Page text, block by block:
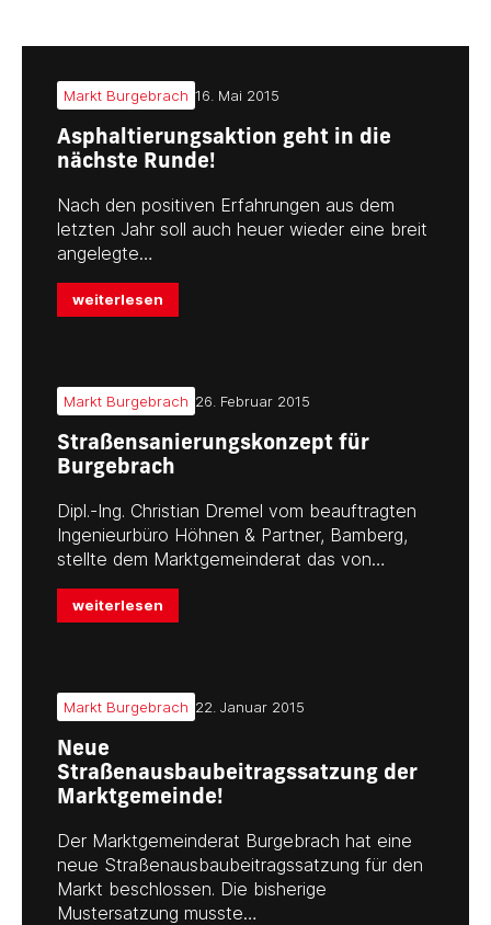
Markt Burgebrach 16. Mai 2015
Asphaltierungsaktion geht in die
nächste Runde!
Nach den positiven Erfahrungen aus dem
letzten Jahr soll auch heuer wieder eine breit
angelegte…
weiterlesen
Markt Burgebrach 26. Februar 2015
Straßensanierungskonzept für
Burgebrach
Dipl.-Ing. Christian Dremel vom beauftragten
Ingenieurbüro Höhnen & Partner, Bamberg,
stellte dem Marktgemeinderat das von…
weiterlesen
Markt Burgebrach 22. Januar 2015
Neue
Straßenausbaubeitragssatzung der
Marktgemeinde!
Der Marktgemeinderat Burgebrach hat eine
neue Straßenausbaubeitragssatzung für den
Markt beschlossen. Die bisherige
Mustersatzung musste…